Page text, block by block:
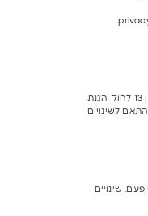
מדיניות זו עומדת בדרישות תיקון 13 לחוק הגנת
לשינויים
פעם. שינויים